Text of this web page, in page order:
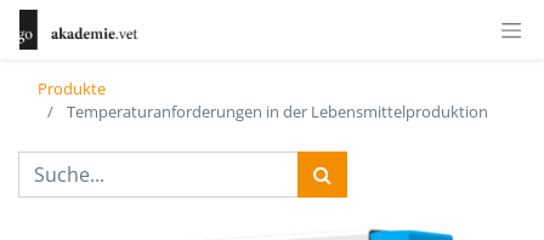
Produkte
Temperaturanforderungen in der Lebensmittelproduktion